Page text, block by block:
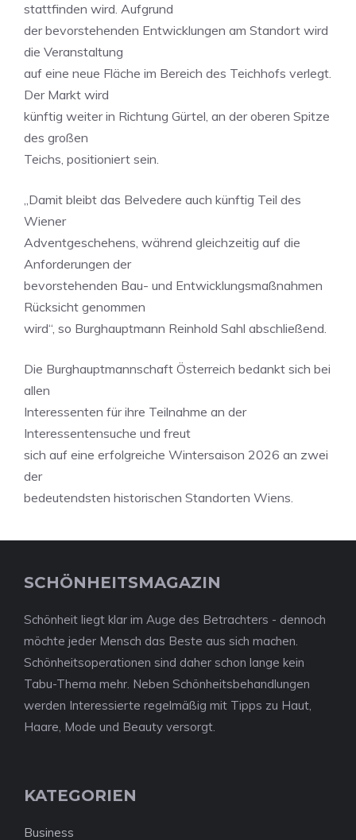
stattfinden wird. Aufgrund
der bevorstehenden Entwicklungen am Standort wird
die Veranstaltung
auf eine neue Fläche im Bereich des Teichhofs verlegt.
Der Markt wird
künftig weiter in Richtung Gürtel, an der oberen Spitze
des großen
Teichs, positioniert sein.
„Damit bleibt das Belvedere auch künftig Teil des
Wiener
Adventgeschehens, während gleichzeitig auf die
Anforderungen der
bevorstehenden Bau- und Entwicklungsmaßnahmen
Rücksicht genommen
wird“, so Burghauptmann Reinhold Sahl abschließend.
Die Burghauptmannschaft Österreich bedankt sich bei
allen
Interessenten für ihre Teilnahme an der
Interessentensuche und freut
sich auf eine erfolgreiche Wintersaison 2026 an zwei
der
bedeutendsten historischen Standorten Wiens.
SCHÖNHEITSMAGAZIN
Schönheit liegt klar im Auge des Betrachters - dennoch
möchte jeder Mensch das Beste aus sich machen.
Schönheitsoperationen sind daher schon lange kein
Tabu-Thema mehr. Neben Schönheitsbehandlungen
werden Interessierte regelmäßig mit Tipps zu Haut,
Haare, Mode und Beauty versorgt.
KATEGORIEN
Business